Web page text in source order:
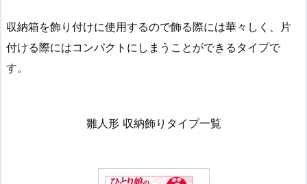
収納箱を飾り付けに使用するので飾る際には華々しく、片
付ける際にはコンパクトにしまうことができるタイプで
す。
雛人形 収納飾りタイプ一覧